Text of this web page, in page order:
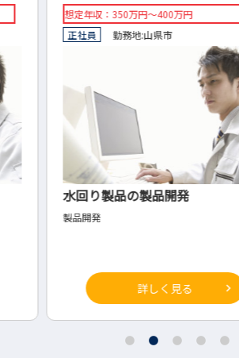
想定年収：450万～600万円
正社員
勤務地:岐阜市
マーケティング部・商品企画
商品企画：マーケティング部
詳しく見る